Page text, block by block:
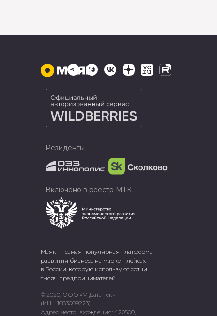
Маяк — самая популярная платформа
развития бизнеса на маркетплейсах
в России, которую используют сотни
тысяч предпринимателей.
© 2020, ООО «М Дата Тек»
(ИНН 1683009223)
Адрес местонахождения: 420500,
Резиденты
Включено в реестр МТК